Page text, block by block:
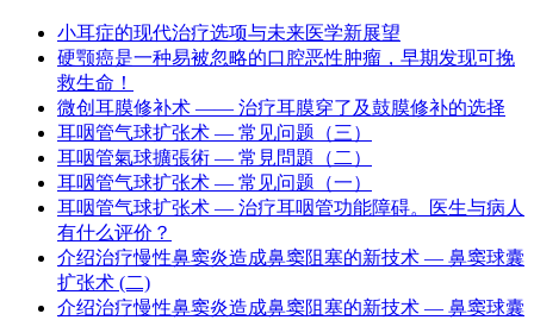
小耳症的现代治疗选项与未来医学新展望
硬颚癌是一种易被忽略的口腔恶性肿瘤，早期发现可挽
救生命！
微创耳膜修补术 —— 治疗耳膜穿了及鼓膜修补的选择
耳咽管气球扩张术 — 常见问题（三）
耳咽管氣球擴張術 — 常見問題（二）
耳咽管气球扩张术 — 常见问题（一）
耳咽管气球扩张术 — 治疗耳咽管功能障碍。医生与病人
有什么评价？
介绍治疗慢性鼻窦炎造成鼻窦阻塞的新技术 — 鼻窦球囊
扩张术 (二)
介绍治疗慢性鼻窦炎造成鼻窦阻塞的新技术 — 鼻窦球囊